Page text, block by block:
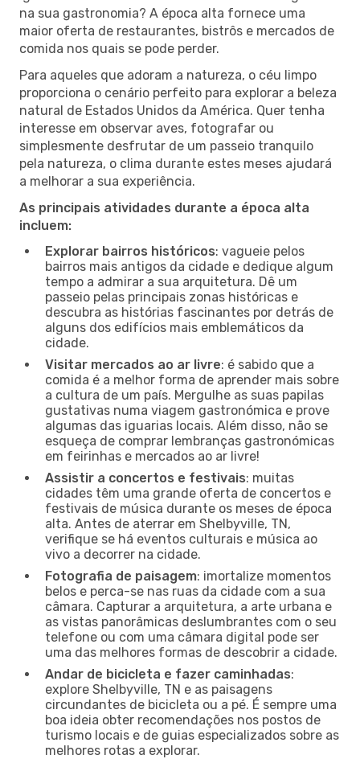
na sua gastronomia? A época alta fornece uma
maior oferta de restaurantes, bistrôs e mercados de
comida nos quais se pode perder.
Para aqueles que adoram a natureza, o céu limpo
proporciona o cenário perfeito para explorar a beleza
natural de Estados Unidos da América. Quer tenha
interesse em observar aves, fotografar ou
simplesmente desfrutar de um passeio tranquilo
pela natureza, o clima durante estes meses ajudará
a melhorar a sua experiência.
As principais atividades durante a época alta
incluem:
Explorar bairros históricos: vagueie pelos
bairros mais antigos da cidade e dedique algum
tempo a admirar a sua arquitetura. Dê um
passeio pelas principais zonas históricas e
descubra as histórias fascinantes por detrás de
alguns dos edifícios mais emblemáticos da
cidade.
Visitar mercados ao ar livre: é sabido que a
comida é a melhor forma de aprender mais sobre
a cultura de um país. Mergulhe as suas papilas
gustativas numa viagem gastronómica e prove
algumas das iguarias locais. Além disso, não se
esqueça de comprar lembranças gastronómicas
em feirinhas e mercados ao ar livre!
Assistir a concertos e festivais: muitas
cidades têm uma grande oferta de concertos e
festivais de música durante os meses de época
alta. Antes de aterrar em Shelbyville, TN,
verifique se há eventos culturais e música ao
vivo a decorrer na cidade.
Fotografia de paisagem: imortalize momentos
belos e perca-se nas ruas da cidade com a sua
câmara. Capturar a arquitetura, a arte urbana e
as vistas panorâmicas deslumbrantes com o seu
telefone ou com uma câmara digital pode ser
uma das melhores formas de descobrir a cidade.
Andar de bicicleta e fazer caminhadas:
explore Shelbyville, TN e as paisagens
circundantes de bicicleta ou a pé. É sempre uma
boa ideia obter recomendações nos postos de
turismo locais e de guias especializados sobre as
melhores rotas a explorar.